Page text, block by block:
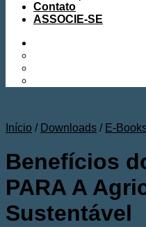
Contato
ASSOCIE-SE
Início / Downloads / E-
Benefícios
PARA A
Sustentável